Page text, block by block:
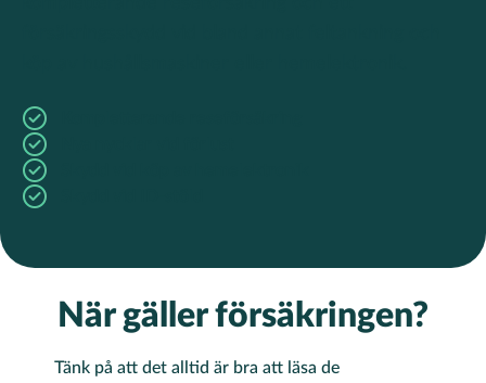
När gäller försäkringen?
Tänk på att det alltid är bra att läsa de